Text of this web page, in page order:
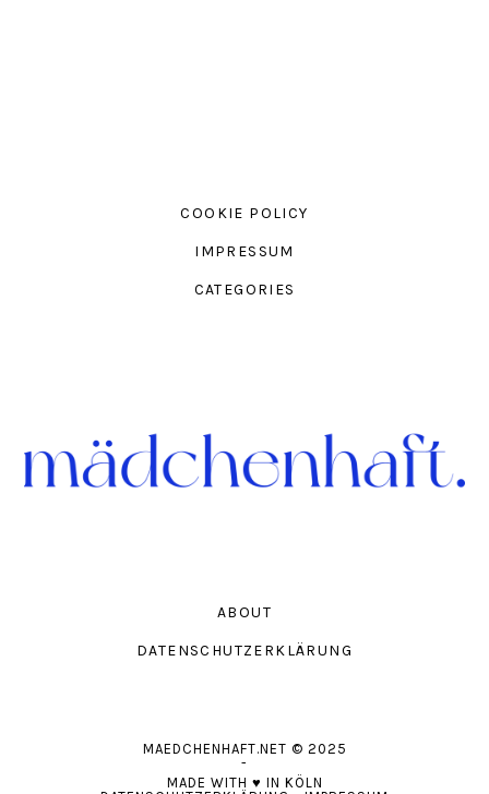
COOKIE POLICY
IMPRESSUM
CATEGORIES
ABOUT
DATENSCHUTZERKLÄRUNG
MAEDCHENHAFT.NET © 2025
-
MADE WITH ♥ IN KÖLN